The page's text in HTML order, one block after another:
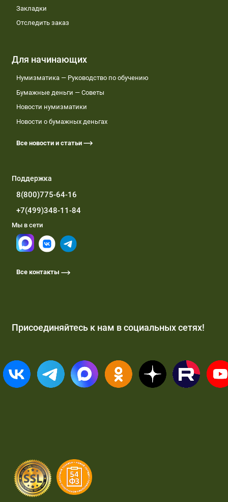
Закладки
Отследить заказ
Для начинающих
Нумизматика — Руководство по обучению
Бумажные деньги — Советы
Новости нумизматики
Новости о бумажных деньгах
Все новости и статьи
Поддержка
8(800)775-64-16
+7(499)348-11-84
Мы в сети
Все контакты
Присоединяйтесь к нам в социальных сетях!